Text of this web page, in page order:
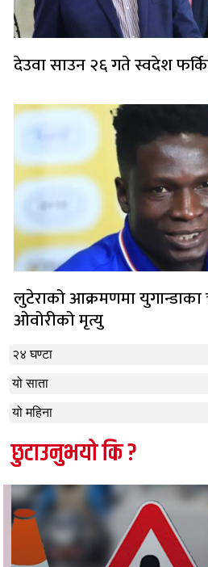
२४ घण्टा
यो साता
यो महिना
देउवा साउन २६ गते स्वदेश
लुटेराको आक्रमणमा
ओवोरीको मृत्यु
छुटाउनुभयो कि ?